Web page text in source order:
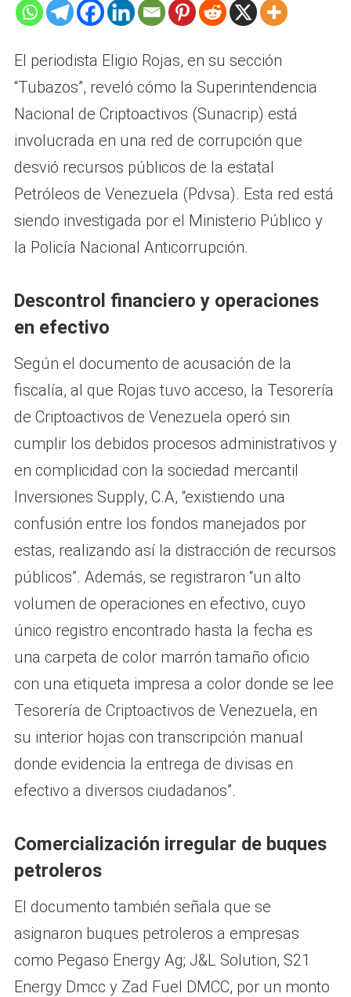
El periodista Eligio Rojas, en su sección
“Tubazos”, reveló cómo la Superintendencia
Nacional de Criptoactivos (Sunacrip) está
involucrada en una red de corrupción que
desvió recursos públicos de la estatal
Petróleos de Venezuela (Pdvsa). Esta red está
siendo investigada por el Ministerio Público y
la Policía Nacional Anticorrupción.
Descontrol financiero y operaciones
en efectivo
Según el documento de acusación de la
fiscalía, al que Rojas tuvo acceso, la Tesorería
de Criptoactivos de Venezuela operó sin
cumplir los debidos procesos administrativos y
en complicidad con la sociedad mercantil
Inversiones Supply, C.A, “existiendo una
confusión entre los fondos manejados por
estas, realizando así la distracción de recursos
públicos”. Además, se registraron “un alto
volumen de operaciones en efectivo, cuyo
único registro encontrado hasta la fecha es
una carpeta de color marrón tamaño oficio
con una etiqueta impresa a color donde se lee
Tesorería de Criptoactivos de Venezuela, en
su interior hojas con transcripción manual
donde evidencia la entrega de divisas en
efectivo a diversos ciudadanos”.
Comercialización irregular de buques
petroleros
El documento también señala que se
asignaron buques petroleros a empresas
como Pegaso Energy Ag; J&L Solution, S21
Energy Dmcc y Zad Fuel DMCC, por un monto